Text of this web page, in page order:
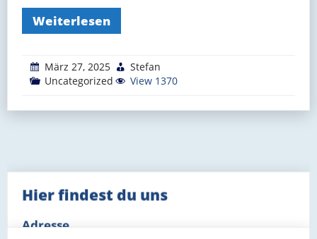
Weiterlesen
März 27, 2025
Stefan
Uncategorized
View 1370
Hier findest du uns
Adresse